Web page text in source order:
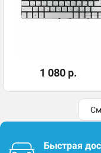
1 080 р.
Быстрая